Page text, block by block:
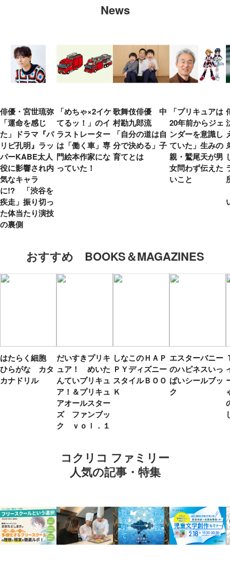
News
俳優・宮世琉弥
「運命を感じ
た」ドラマ『パ
リピ孔明』ラッ
パーKABE太人
役に影響され内
気なキャラ
に!? 「渋谷を
疾走」振り切っ
た体当たり演技
の裏側
「めちゃ×2イケ
てるッ！」のイ
ラストレーター
は「働く車」専
門絵本作家にな
っていた！
歌舞伎俳優 中
村勘九郎流
「自分の道は自
分で決める」子
育てとは
「プリキュアは
20年前からジェ
ンダーを意識し
ていた」生みの
親・鷲尾天が男
女問わず伝えた
いこと
おすすめ BOOKS＆MAGAZINES
はたらく細胞
ひらがな カタ
カナドリル
だいすきプリキ
ュア！ めいた
んていプリキュ
ア！＆プリキュ
アオールスター
ズ ファンブッ
ク ｖｏｌ．１
しなこのＨＡＰ
ＰＹディズニー
スタイルＢＯＯ
Ｋ
エスターバニー
のハピネスいっ
ぱいシールブッ
ク
コクリコ ファミリー
人気の記事・特集